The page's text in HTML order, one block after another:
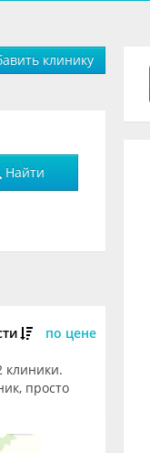
клинику
Найти
по цене
клиники.
просто